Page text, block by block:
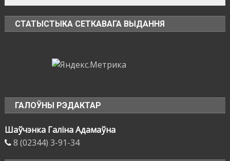
СТАТЫСТЫКА СЕТКАВАГА ВЫДАННЯ
ГАЛОЎНЫ РЭДАКТАР
Шаўчэнка Галіна Адамаўна
8 (02344) 3-91-34